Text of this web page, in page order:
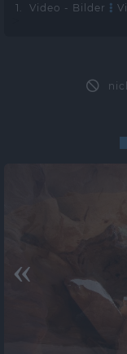
1. Video - Bilder
«